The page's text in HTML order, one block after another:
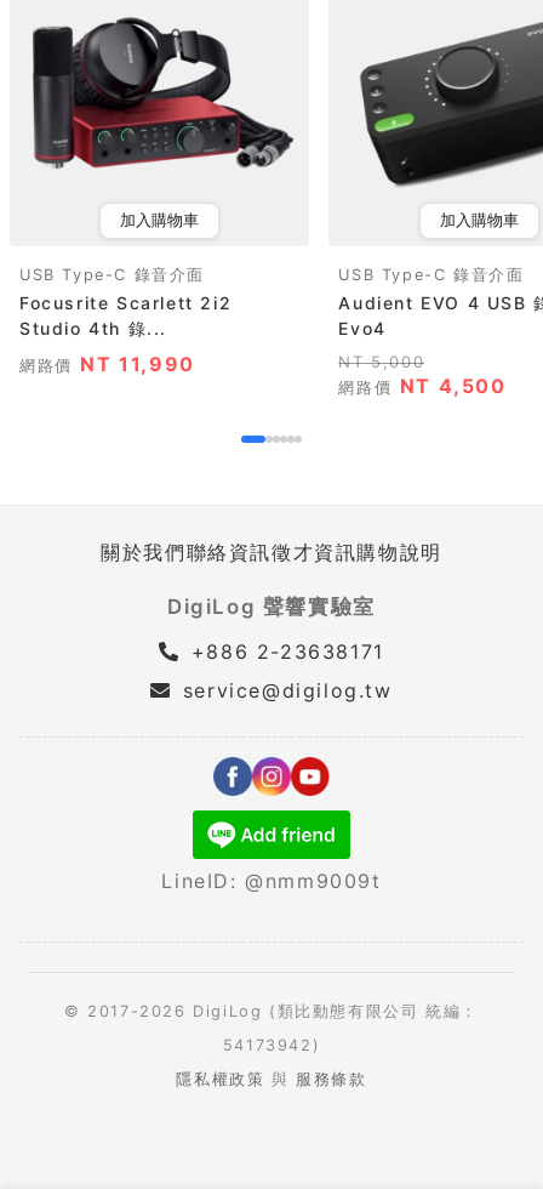
加入購物車
USB Type-C 錄音介面
Focusrite Scarlett 2i2
Studio 4th 錄...
網路價 NT 11,990
加入購物車
USB Type-C 錄音介面
Audient EVO 4 USB
Evo4
NT 5,000
網路價 NT 4,500
關於我們聯絡資訊徵才資訊購物說明
DigiLog 聲響實驗室
+886 2-23638171
service@digilog.tw
LineID: @nmm9009t
© 2017-2026 DigiLog (類比動態有限公司 統編：
54173942)
隱私權政策 與 服務條款